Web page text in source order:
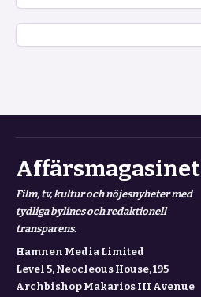
Affärsmagasinet
Film, tv, kultur och nöjesnyheter med
tydliga bylines och redaktionell
transparens.
Hamnen Media Limited
Level 5, Neocleous House, 195
Archbishop Makarios III Avenue